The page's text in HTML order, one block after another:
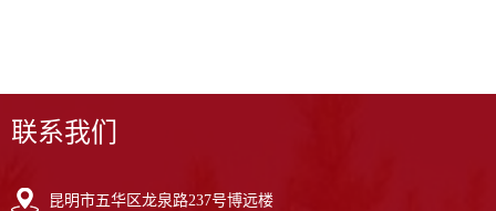
联系我们
昆明市五华区龙泉路237号博远楼